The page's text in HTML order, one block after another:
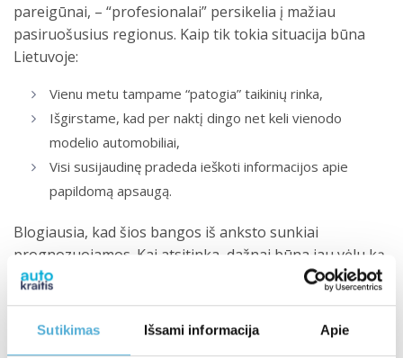
Sutikimas Išsami informacija Apie
pareigūnai, – “profesionalai” persikelia į mažiau
pasiruošusius regionus. Kaip tik tokia situacija būna
Lietuvoje:
Vienu metu tampame “patogia” taikinių rinka,
Išgirstame, kad per naktį dingo net keli vienodo
modelio automobiliai,
Visi susijaudinę pradeda ieškoti informacijos apie
papildomą apsaugą.
Blogiausia, kad šios bangos iš anksto sunkiai
prognozuojamos. Kai atsitinka, dažnai būna jau vėlu ką
nors daryti. Vis dėlto “Autokraitis” pastebi įdomų dalyką:
Toyota, iškart padaugėja skambučių: “Visai neseniai
girdėjau, kad pavogė mano rajone. Kaip apsisaugoti?”